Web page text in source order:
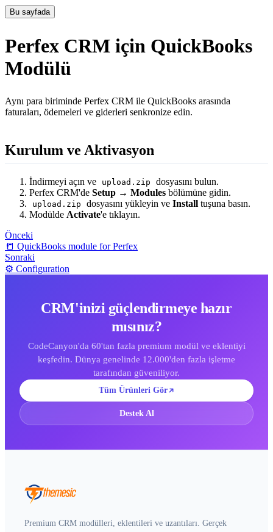
Bu sayfada
Perfex CRM için QuickBooks
Modülü
Aynı para biriminde Perfex CRM ile QuickBooks arasında
faturaları, ödemeleri ve giderleri senkronize edin.
Kurulum ve Aktivasyon
İndirmeyi açın ve upload.zip
dosyasını bulun.
Perfex CRM'de Setup → Modules bölümüne gidin.
upload.zip dosyasını yükleyin veInstall tuşuna basın.
Modülde Activate'e tıklayın.
Önceki
📒 QuickBooks module for Perfex
Sonraki
⚙️ Configuration
CRM'inizi güçlendirmeye hazır
mısınız?
CodeCanyon'da 60'tan fazla premium modül ve eklentiyi
keşfedin. Dünya genelinde 12.000'den fazla işletme
tarafından güveniliyor.
Tüm Ürünleri Gör
Destek Al
Premium CRM modülleri, eklentileri ve uzantıları. Gerçek